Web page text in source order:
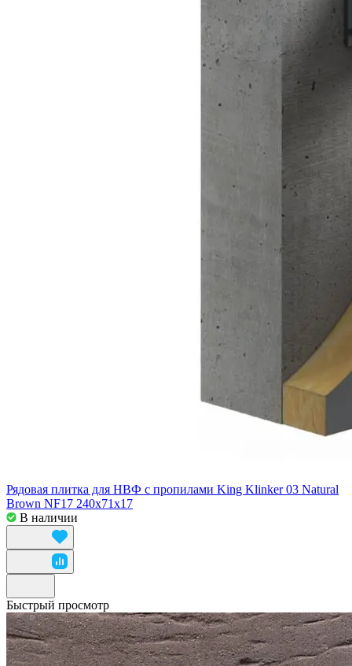
Рядовая плитка для НВФ с пропилами King Klinker 03 Natural
Brown NF17 240x71x17
В наличии
Быстрый просмотр